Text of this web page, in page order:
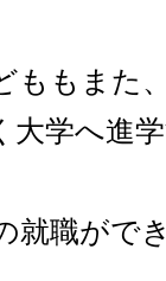
ももまた
大学へ進
就職がで